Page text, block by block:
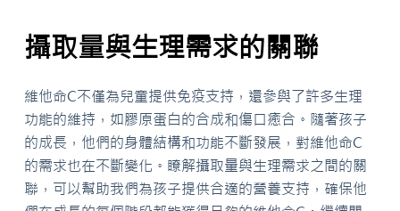
攝取量與生理需求的關聯
維他命C不僅為兒童提供免疫支持，還參與了許多生理
功能的維持，如膠原蛋白的合成和傷口癒合。隨著孩子
的成長，他們的身體結構和功能不斷發展，對維他命C
的需求也在不斷變化。瞭解攝取量與生理需求之間的關
聯，可以幫助我們為孩子提供合適的營養支持，確保他